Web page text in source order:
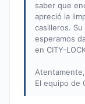
saber que
apreció la
casilleros.
esperamos
en CITY-
Atentamente,
El equipo de